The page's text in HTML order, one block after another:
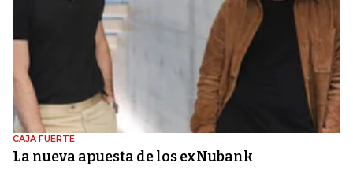
CAJA FUERTE
La nueva apuesta de los exNubank